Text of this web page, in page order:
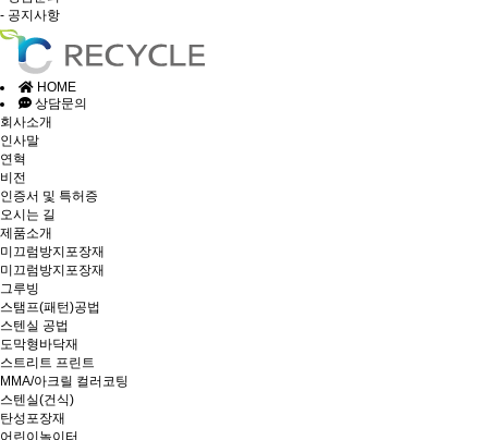
- 공지사항
HOME
상담문의
회사소개
인사말
연혁
비전
인증서 및 특허증
오시는 길
제품소개
미끄럼방지포장재
미끄럼방지포장재
그루빙
스탬프(패턴)공법
스텐실 공법
도막형바닥재
스트리트 프린트
MMA/아크릴 컬러코팅
스텐실(건식)
탄성포장재
어린이놀이터